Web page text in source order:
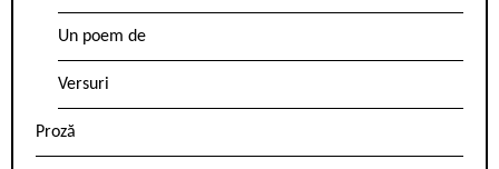
Un poem de
Versuri
Proză